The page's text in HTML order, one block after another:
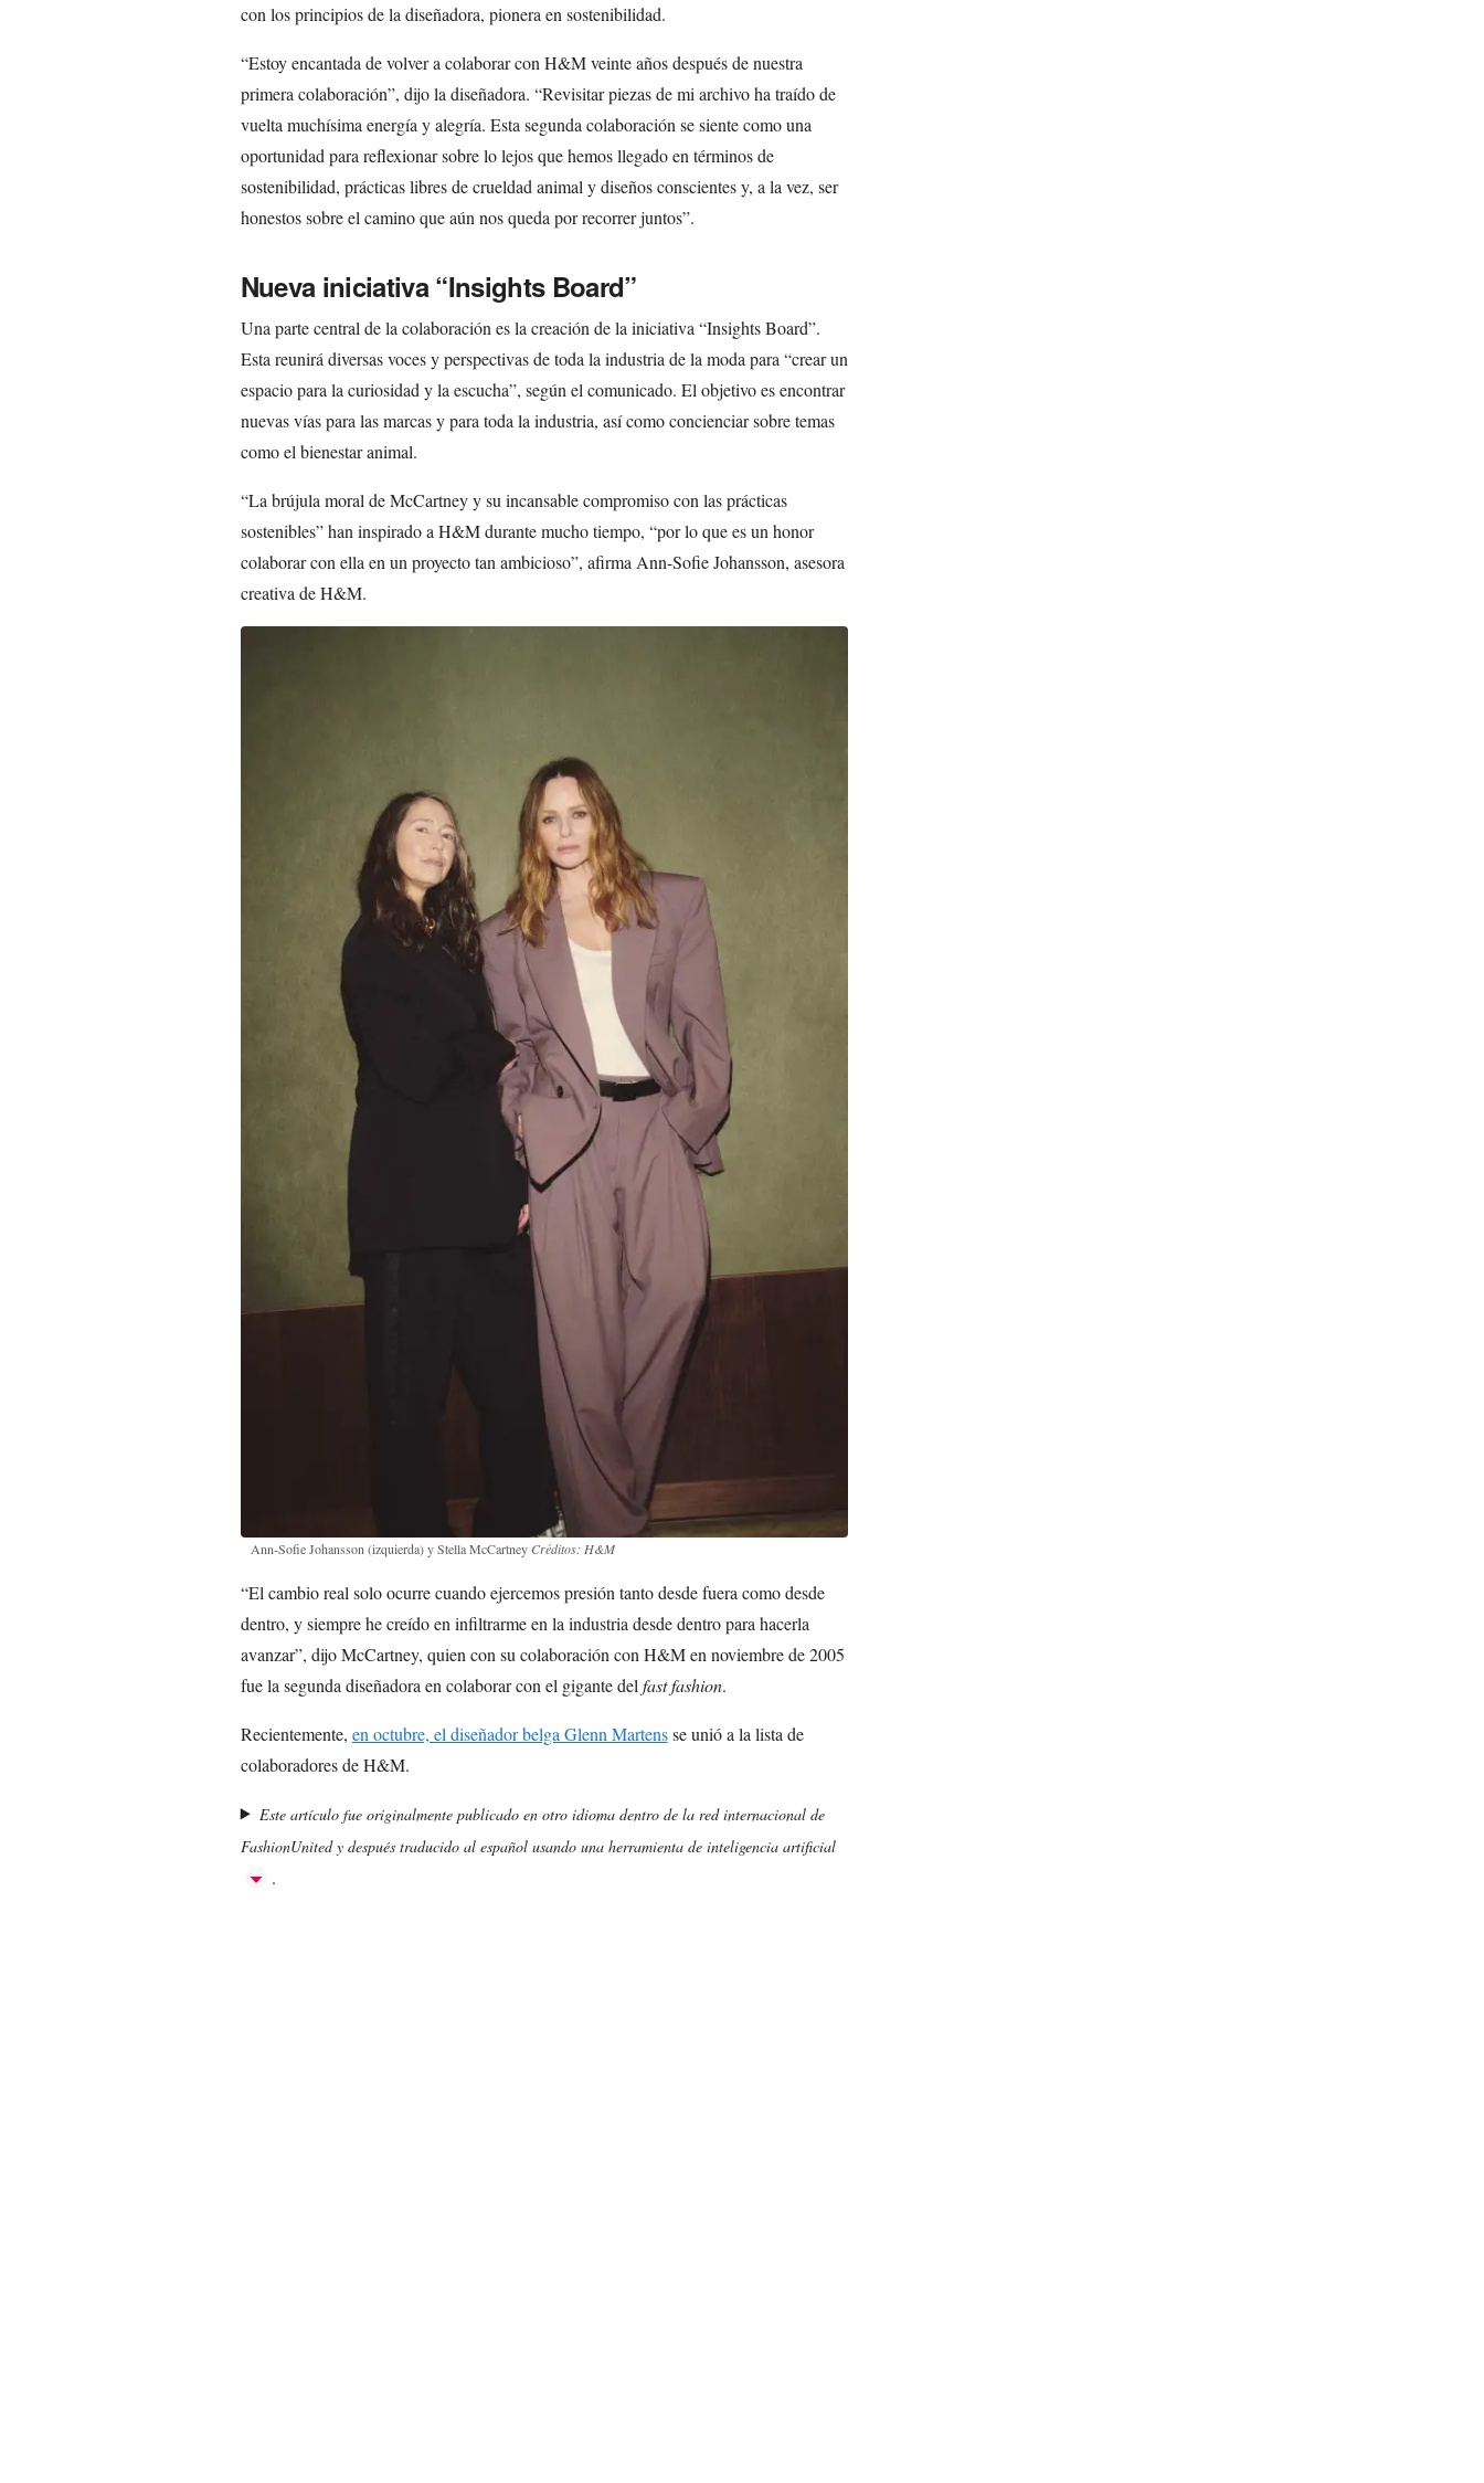
con los principios de la diseñadora, pionera en sostenibilidad.
“Estoy encantada de volver a colaborar con H&M veinte años después de nuestra
primera colaboración”, dijo la diseñadora. “Revisitar piezas de mi archivo ha traído de
vuelta muchísima energía y alegría. Esta segunda colaboración se siente como una
oportunidad para reflexionar sobre lo lejos que hemos llegado en términos de
sostenibilidad, prácticas libres de crueldad animal y diseños conscientes y, a la vez, ser
honestos sobre el camino que aún nos queda por recorrer juntos”.
Nueva iniciativa “Insights Board”
Una parte central de la colaboración es la creación de la iniciativa “Insights Board”.
Esta reunirá diversas voces y perspectivas de toda la industria de la moda para “crear un
espacio para la curiosidad y la escucha”, según el comunicado. El objetivo es encontrar
nuevas vías para las marcas y para toda la industria, así como concienciar sobre temas
como el bienestar animal.
“La brújula moral de McCartney y su incansable compromiso con las prácticas
sostenibles” han inspirado a H&M durante mucho tiempo, “por lo que es un honor
colaborar con ella en un proyecto tan ambicioso”, afirma Ann-Sofie Johansson, asesora
creativa de H&M.
Ann-Sofie Johansson (izquierda) y Stella McCartney Créditos: H&M
“El cambio real solo ocurre cuando ejercemos presión tanto desde fuera como desde
dentro, y siempre he creído en infiltrarme en la industria desde dentro para hacerla
avanzar”, dijo McCartney, quien con su colaboración con H&M en noviembre de 2005
fue la segunda diseñadora en colaborar con el gigante del fast fashion.
Recientemente, en octubre, el diseñador belga Glenn Martensse unió a la lista de
colaboradores de H&M.
Este artículo fue originalmente publicado en otro idioma dentro de la red internacional de
FashionUnited y después traducido al español usando una herramienta de inteligencia artificial
.